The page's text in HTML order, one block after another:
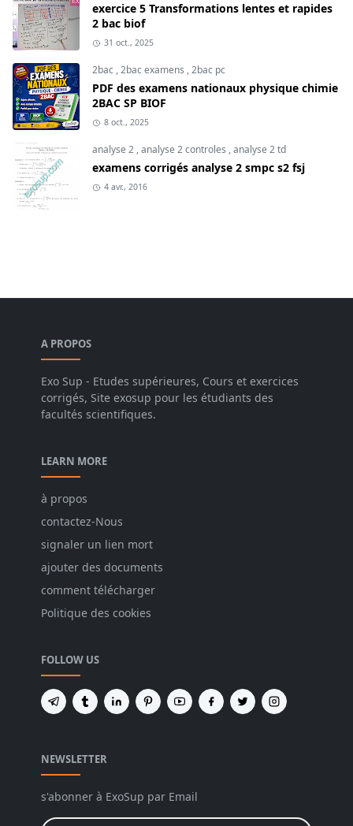
exercice 5 Transformations lentes et rapides
2 bac biof
31 oct., 2025
2bac,2bac examens ,2bac pc
PDF des examens nationaux physique chimie
2BAC SP BIOF
8 oct., 2025
analyse 2,analyse 2 controles ,analyse 2 td
examens corrigés analyse 2 smpc s2 fsj
4 avr., 2016
A PROPOS
Exo Sup - Etudes supérieures, Cours et exercices
corrigés, Site exosup pour les étudiants des
facultés scientifiques.
LEARN MORE
à propos
contactez-Nous
signaler un lien mort
ajouter des documents
comment télécharger
Politique des cookies
FOLLOW US
NEWSLETTER
s'abonner à ExoSup par Email